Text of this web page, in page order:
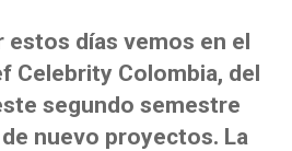
estos días vemos en el
Celebrity Colombia, del
segundo semestre
nuevo proyectos. La